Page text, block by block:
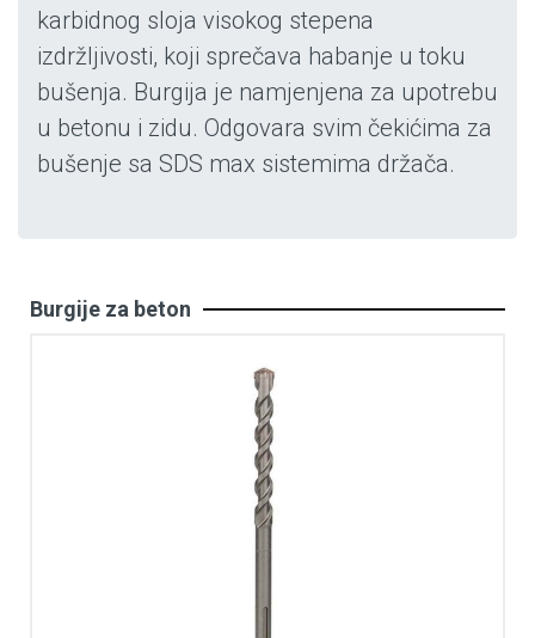
karbidnog sloja visokog stepena
izdržljivosti, koji sprečava habanje u toku
bušenja. Burgija je namjenjena za upotrebu
u betonu i zidu. Odgovara svim čekićima za
bušenje sa SDS max sistemima držača.
Burgije za beton